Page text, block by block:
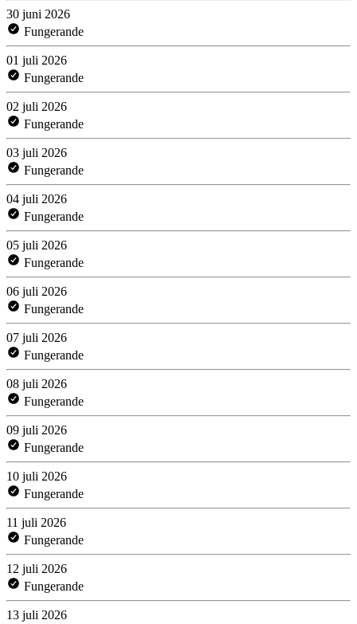
30 juni 2026
Fungerande
01 juli 2026
Fungerande
02 juli 2026
Fungerande
03 juli 2026
Fungerande
04 juli 2026
Fungerande
05 juli 2026
Fungerande
06 juli 2026
Fungerande
07 juli 2026
Fungerande
08 juli 2026
Fungerande
09 juli 2026
Fungerande
10 juli 2026
Fungerande
11 juli 2026
Fungerande
12 juli 2026
Fungerande
13 juli 2026